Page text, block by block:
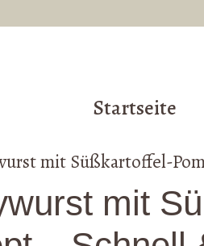
Startseite
mit